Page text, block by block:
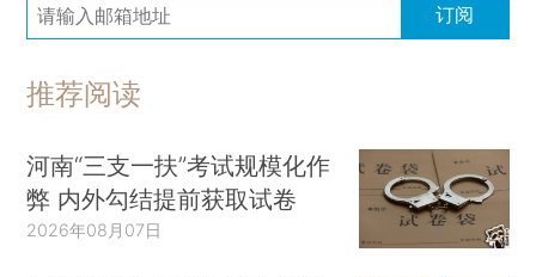
订阅
推荐阅读
河南“三支一扶”考试规模化作
弊 内外勾结提前获取试卷
2026年08月07日